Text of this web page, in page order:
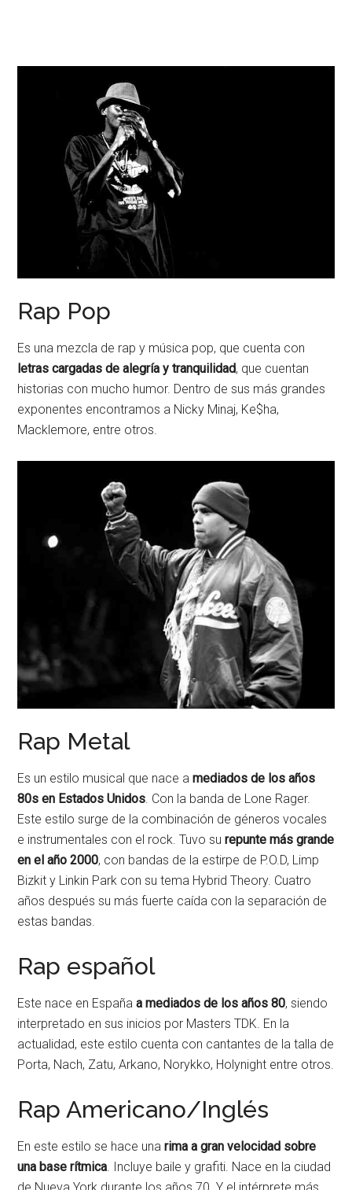
Rap Pop
Es una mezcla de rap y música pop, que cuenta con
letras cargadas de alegría y tranquilidad, que cuentan
historias con mucho humor. Dentro de sus más grandes
exponentes encontramos a Nicky Minaj, Ke$ha,
Macklemore, entre otros.
Rap Metal
Es un estilo musical que nace amediados de los años
80s en Estados Unidos . Con la banda de Lone Rager.
Este estilo surge de la combinación de géneros vocales
e instrumentales con el rock. Tuvo surepunte más grande
en el año 2000, con bandas de la estirpe de P.O.D, Limp
Bizkit y Linkin Park con su tema Hybrid Theory. Cuatro
años después su más fuerte caída con la separación de
estas bandas.
Rap español
Este nace en Españaa mediados de los años 80, siendo
interpretado en sus inicios por Masters TDK. En la
actualidad, este estilo cuenta con cantantes de la talla de
Porta, Nach, Zatu, Arkano, Norykko, Holynight entre otros.
Rap Americano/Inglés
En este estilo se hace unarima a gran velocidad sobre
una base rítmica . Incluye baile y grafiti. Nace en la ciudad